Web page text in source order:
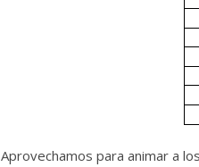
Aprovechamos para animar a